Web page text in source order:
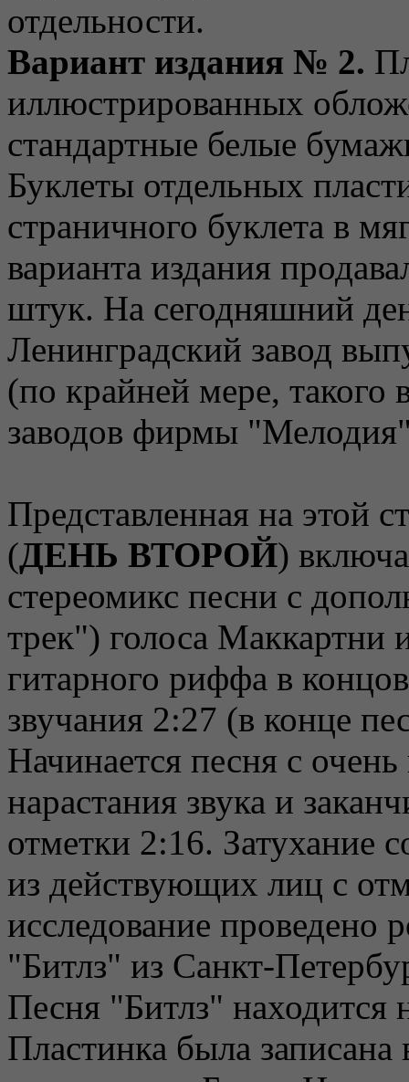
отдельности.
Вариант издания № 2.
иллюстрированных
стандартные белые
Буклеты отдельных
страничного буклета в
варианта издания
штук. На сегодняшний
Ленинградский завод
(по крайней мере, такого
заводов фирмы
Представленная на этой
(ДЕНЬ ВТОРОЙ)
стереомикс песни с
трек") голоса Маккартни
гитарного риффа в
звучания 2:27 (в конце
Начинается песня с
нарастания звука и
отметки 2:16. Затухание
из действующих лиц с
исследование проведено
"Битлз" из Санкт-
Песня "Битлз" находится
Пластинка была